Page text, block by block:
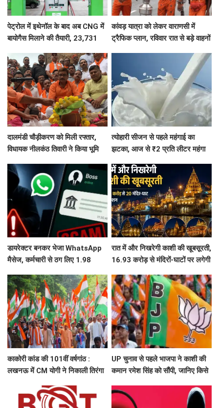
पेट्रोल में इथेनॉल के बाद अब CNG में
बायोगैस मिलाने की तैयारी, 23,731
कांवड़ यात्रा को लेकर वाराणसी में
ट्रैफिक प्लान, रविवार रात से बड़े वाहनों
दालमंडी चौड़ीकरण को मिली रफ्तार,
विधायक नीलकंठ तिवारी ने किया भूमि
सड़क
त्योहारी सीजन से पहले महंगाई का
झटका, आज से ₹2 प्रति लीटर महंगा
डायरेक्टर बनकर भेजा WhatsApp
मैसेज, कर्मचारी से ठग लिए 1.98
वापस दिला दिए 1.83 करोड़
रात में और निखरेगी काशी की खूबसूरती,
16.93 करोड़ से मंदिरों-घाटों पर लगेगी
काकोरी कांड की 101वीं वर्षगांठ :
लखनऊ में CM योगी ने निकाली तिरंगा
UP चुनाव से पहले भाजपा ने काशी की
कमान रमेश सिंह को सौंपी, जानिए किसे